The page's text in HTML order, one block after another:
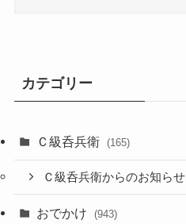
カテゴリー
Ｃ級呑兵衛 (165)
Ｃ級呑兵衛からのお知らせ
おでかけ (943)